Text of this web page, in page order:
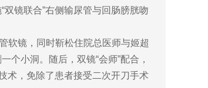
镜联合”右侧输尿管与回肠膀胱吻
镜，同时靳松住院总医师与姬超
小洞。随后，双镜“会师”配合，
术，免除了患者接受二次开刀手术